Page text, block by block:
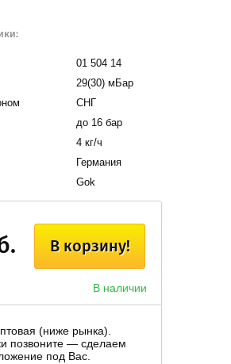
01 504 14
29(30) мБар
СНГ
до 16 бар
4 кг/ч
Германия
Gok
В корзину!
В наличии
(ниже рынка).
позвоните — сделаем
под Вас.